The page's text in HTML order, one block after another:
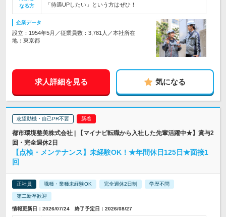
なる方
「待遇UPしたい」という方はぜひ！
企業データ
設立：1954年5月／従業員数：3,781人／本社所在
地：東京都
求人詳細を見る 気になる
志望動機・自己PR不要
都市環境整美株式会社 | 【マイナビ転職から入社した先輩活躍中★】賞与2
回・完全週休2日
【点検・メンテナンス】未経験OK！★年間休日125日★面接1
回
正社員 職種・業種未経験OK 完全週休2日制 学歴不問
第二新卒歓迎
情報更新日：2026/07/24 終了予定日：2026/08/27